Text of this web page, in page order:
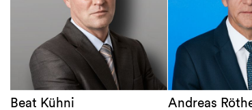
Beat Kühni
Andreas